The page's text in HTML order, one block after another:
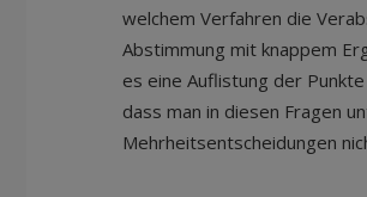
welchem Verfahren die
Abstimmung mit knappem
es eine Auflistung der
dass man in diesen Fragen
Mehrheitsentscheidungen